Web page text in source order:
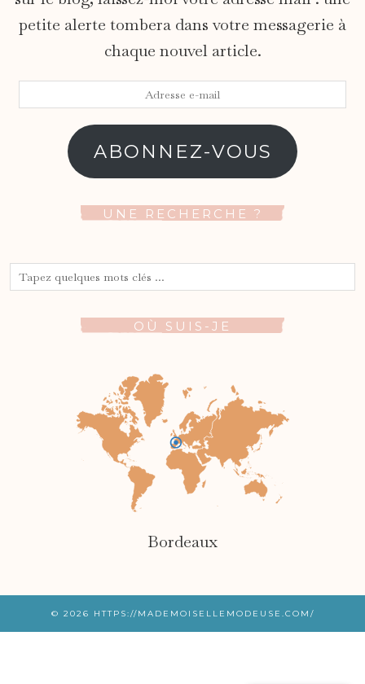
petite alerte tombera dans votre messagerie à
chaque nouvel article.
ABONNEZ-VOUS
UNE RECHERCHE ?
OÙ SUIS-JE
Bordeaux
© 2026 HTTPS://MADEMOISELLEMODEUSE.COM/